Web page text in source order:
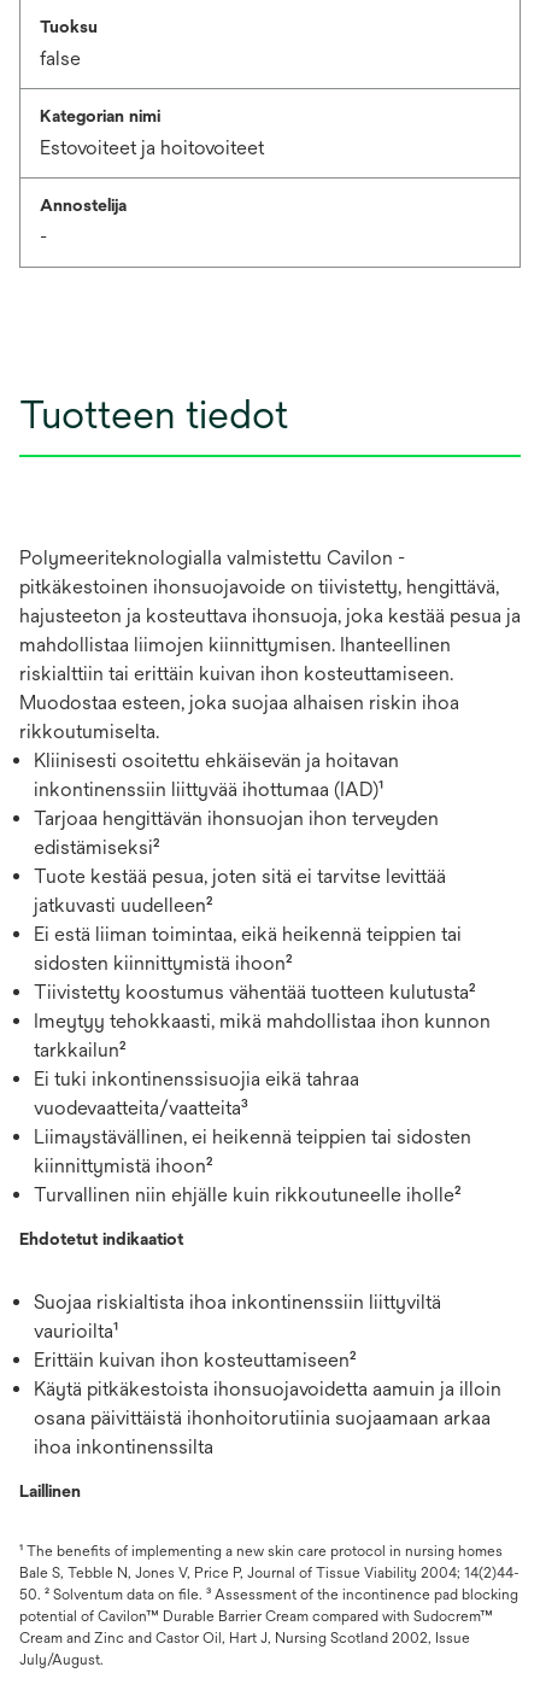
Tuoksu
false
Kategorian nimi
Estovoiteet ja hoitovoiteet
Annostelija
-
Tuotteen tiedot
Polymeeriteknologialla valmistettu Cavilon -
pitkäkestoinen ihonsuojavoide on tiivistetty, hengittävä,
hajusteeton ja kosteuttava ihonsuoja, joka kestää pesua ja
mahdollistaa liimojen kiinnittymisen. Ihanteellinen
riskialttiin tai erittäin kuivan ihon kosteuttamiseen.
Muodostaa esteen, joka suojaa alhaisen riskin ihoa
rikkoutumiselta.
Kliinisesti osoitettu ehkäisevän ja hoitavan
inkontinenssiin liittyvää ihottumaa (IAD)¹
Tarjoaa hengittävän ihonsuojan ihon terveyden
edistämiseksi²
Tuote kestää pesua, joten sitä ei tarvitse levittää
jatkuvasti uudelleen²
Ei estä liiman toimintaa, eikä heikennä teippien tai
sidosten kiinnittymistä ihoon²
Tiivistetty koostumus vähentää tuotteen kulutusta²
Imeytyy tehokkaasti, mikä mahdollistaa ihon kunnon
tarkkailun²
Ei tuki inkontinenssisuojia eikä tahraa
vuodevaatteita/vaatteita³
Liimaystävällinen, ei heikennä teippien tai sidosten
kiinnittymistä ihoon²
Turvallinen niin ehjälle kuin rikkoutuneelle iholle²
Ehdotetut indikaatiot
Suojaa riskialtista ihoa inkontinenssiin liittyviltä
vaurioilta¹
Erittäin kuivan ihon kosteuttamiseen²
Käytä pitkäkestoista ihonsuojavoidetta aamuin ja illoin
osana päivittäistä ihonhoitorutiinia suojaamaan arkaa
ihoa inkontinenssilta
Laillinen
¹ The benefits of implementing a new skin care protocol in nursing homes
Bale S, Tebble N, Jones V, Price P, Journal of Tissue Viability 2004; 14(2)44-
50. ² Solventum data on file. ³ Assessment of the incontinence pad blocking
potential of Cavilon™ Durable Barrier Cream compared with Sudocrem™
Cream and Zinc and Castor Oil, Hart J, Nursing Scotland 2002, Issue
July/August.